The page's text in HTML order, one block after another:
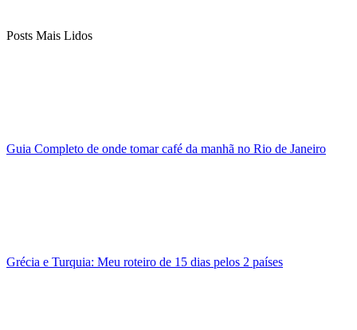
Posts Mais Lidos
Guia Completo de onde tomar café da manhã no Rio de Janeiro
Grécia e Turquia: Meu roteiro de 15 dias pelos 2 países